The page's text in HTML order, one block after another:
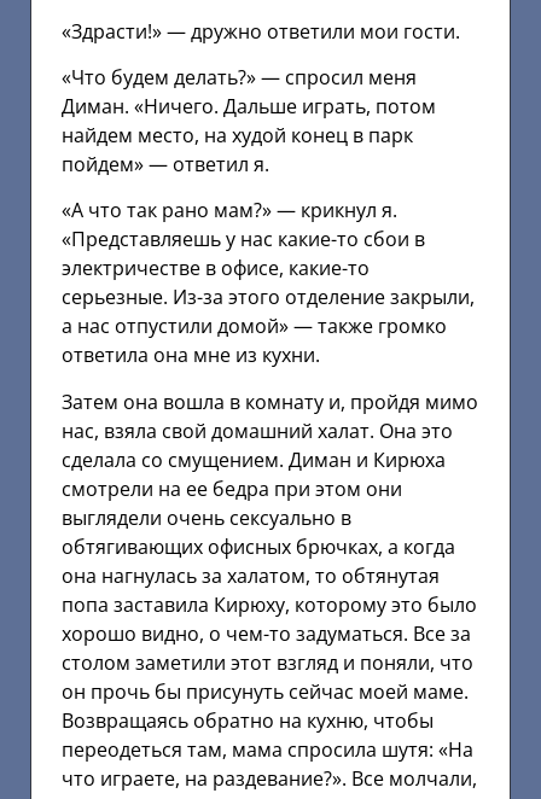
«Здрасти!» — дружно ответили мои гости.
«Что будем делать?» — спросил меня
Диман. «Ничего. Дальше играть, потом
найдем место, на худой конец в парк
пойдем» — ответил я.
«А что так рано мам?» — крикнул я.
«Представляешь у нас какие-то сбои в
электричестве в офисе, какие-то
серьезные. Из-за этого отделение закрыли,
а нас отпустили домой» — также громко
ответила она мне из кухни.
Затем она вошла в комнату и, пройдя мимо
нас, взяла свой домашний халат. Она это
сделала со смущением. Диман и Кирюха
смотрели на ее бедра при этом они
выглядели очень сексуально в
обтягивающих офисных брючках, а когда
она нагнулась за халатом, то обтянутая
попа заставила Кирюху, которому это было
хорошо видно, о чем-то задуматься. Все за
столом заметили этот взгляд и поняли, что
он прочь бы присунуть сейчас моей маме.
Возвращаясь обратно на кухню, чтобы
переодеться там, мама спросила шутя: «На
что играете, на раздевание?». Все молчали,